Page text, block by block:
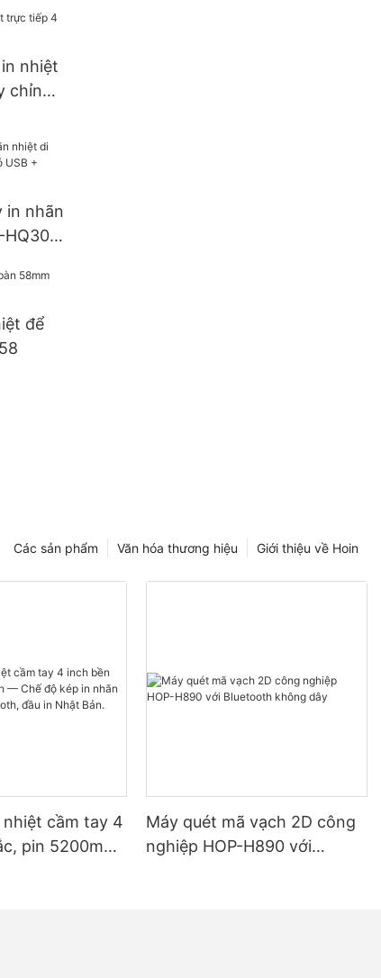
in
nhiệt
chỉnh |
in nhãn
để
Giới thiệu về Hoin
Văn hóa thương hiệu
Các sản phẩm
cầm tay 4
pin 5200mAh
Máy quét mã vạch 2D công
nghiệp HOP-H890 với